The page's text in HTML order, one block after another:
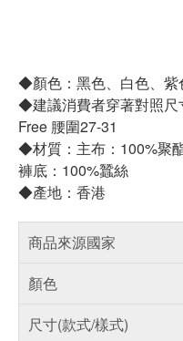
◆顏色：黑色、白色、紫
◆建議消費者穿著對照尺
Free 腰圍27-31
◆材質：主布：100%聚
褲底：100%蠶絲
◆產地：香港
商品來源國家
顏色
尺寸(款式/樣式)